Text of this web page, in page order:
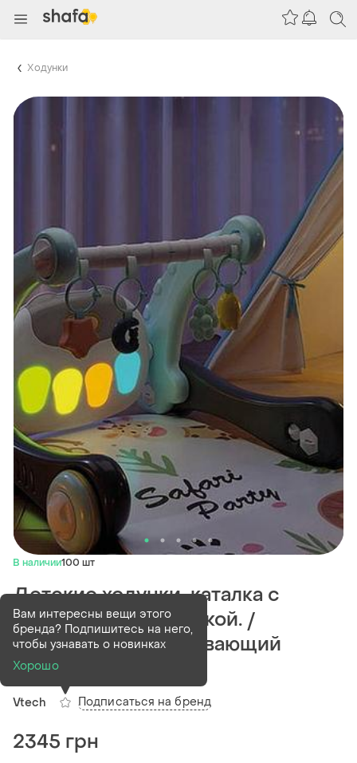
Ходунки
В наличии100 шт
Детские ходунки-каталка с
одеялкой и подсветкой. /
музыкальный развивающий
коврик-ходунки
Vtech
Вам интересны вещи этого
бренда? Подпишитесь на него,
чтобы узнавать о новинках
Хорошо
Подписаться на бренд
2345 грн